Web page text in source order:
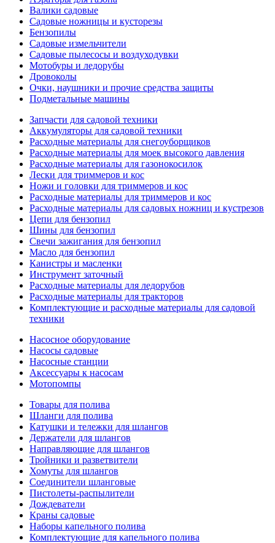
Валики садовые
Садовые ножницы и кусторезы
Бензопилы
Садовые измельчители
Садовые пылесосы и воздуходувки
Мотобуры и ледорубы
Дровоколы
Очки, наушники и прочие средства защиты
Подметальные машины
Запчасти для садовой техники
Аккумуляторы для садовой техники
Расходные материалы для снегоуборщиков
Расходные материалы для моек высокого давления
Расходные материалы для газонокосилок
Лески для триммеров и кос
Ножи и головки для триммеров и кос
Расходные материалы для триммеров и кос
Расходные материалы для садовых ножниц и кустрезов
Цепи для бензопил
Шины для бензопил
Свечи зажигания для бензопил
Масло для бензопил
Канистры и масленки
Инструмент заточный
Расходные материалы для ледорубов
Расходные материалы для тракторов
Комплектующие и расходные материалы для садовой
техники
Насосное оборудование
Насосы садовые
Насосные станции
Аксессуары к насосам
Мотопомпы
Товары для полива
Шланги для полива
Катушки и тележки для шлангов
Держатели для шлангов
Направляющие для шлангов
Тройники и разветвители
Хомуты для шлангов
Соединители шланговые
Пистолеты-распылители
Дождеватели
Краны садовые
Наборы капельного полива
Комплектующие для капельного полива